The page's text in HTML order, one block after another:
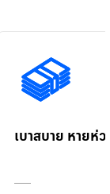
เบาสบาย หายห่ว